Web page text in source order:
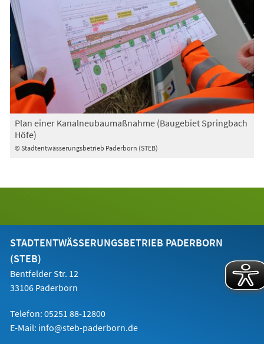
© Stadtentwässerungsbetrieb Paderborn (STEB)
Plan einer Kanalneubaumaßnahme (Baugebiet Springbach
Höfe)
STADTENTWÄSSERUNGSBETRIEB PADERBORN
(STEB)
Bentfelder Str. 12
33106 Paderborn
Telefon: 05251 88-12800
E-Mail: info@steb-paderborn.de